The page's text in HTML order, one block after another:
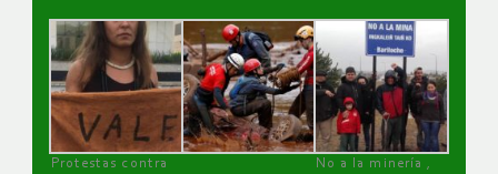
Protestas contra
No a la minería ,